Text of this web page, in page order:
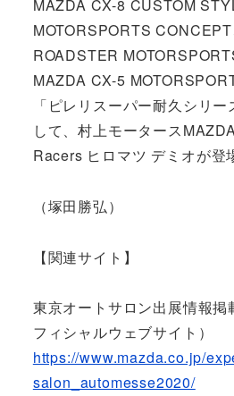
MAZDA CX-8 CUSTOM
MOTORSPORTS
ROADSTER
MAZDA CX-5
「ピレリスーパー耐久シリ
して、村上モータース
Racers ヒロマツ デミオが登
（塚田勝弘）
【関連サイト】
東京オートサロン出展情報掲
フィシャルウェブサイト）
https://www.mazda.co.jp/
salon_automesse2020/